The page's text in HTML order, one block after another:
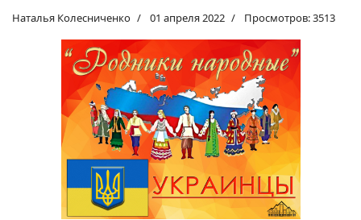
Наталья Колесниченко 01 апреля 2022 Просмотров: 3513